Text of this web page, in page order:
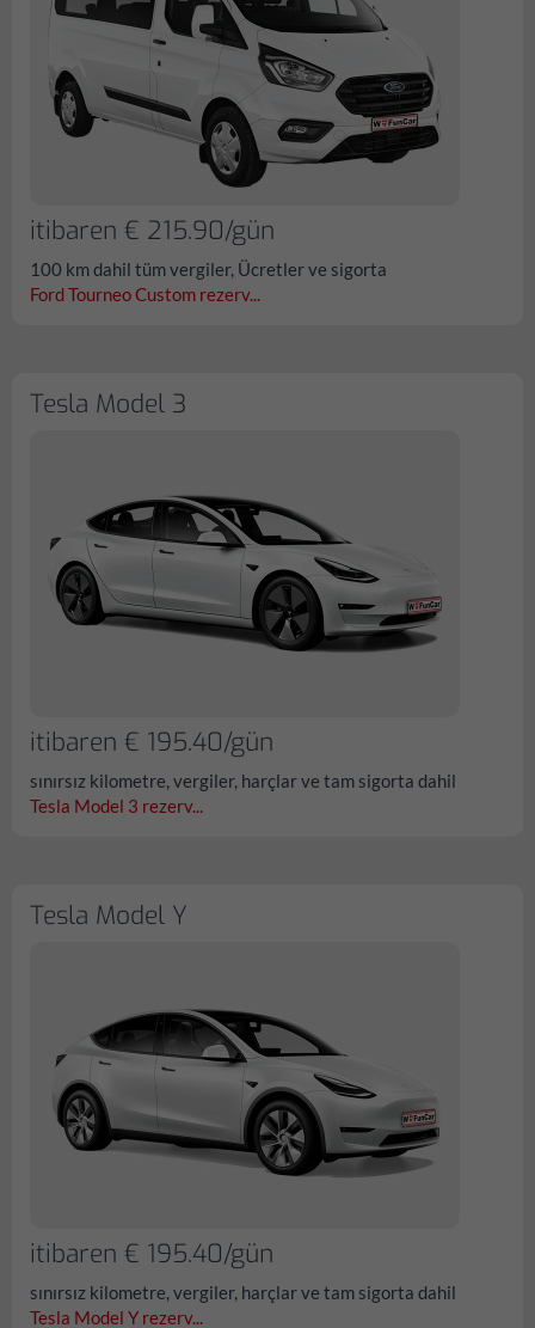
itibaren € 215.90/gün
100 km dahil tüm vergiler, Ücretler ve sigorta
Ford Tourneo Custom rezerv...
Tesla Model 3
itibaren € 195.40/gün
sınırsız kilometre, vergiler, harçlar ve tam sigorta dahil
Tesla Model 3 rezerv...
Tesla Model Y
itibaren € 195.40/gün
sınırsız kilometre, vergiler, harçlar ve tam sigorta dahil
Tesla Model Y rezerv...